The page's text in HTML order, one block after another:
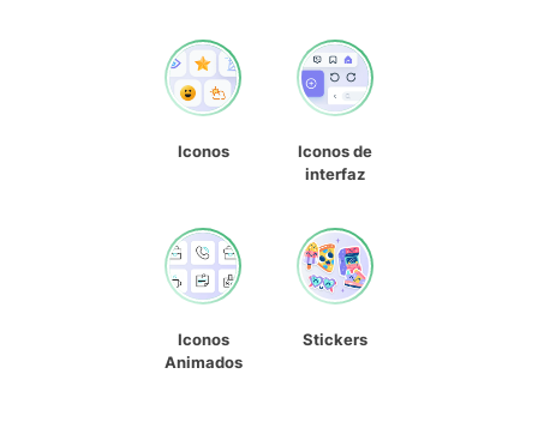
Iconos
Iconos de
interfaz
Iconos
Animados
Stickers